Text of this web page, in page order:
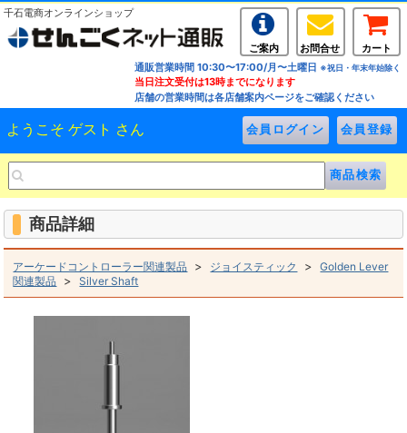
千石電商オンラインショップ
ご案内 お問合せ
カート
通販営業時間 10:30〜17:00/月〜土曜日 ※祝日・年末年始除く
当日注文受付は13時までになります
店舗の営業時間は各店舗案内ページをご確認ください
ようこそ ゲスト さん
商品詳細
アーケードコントローラー関連製品 > ジョイスティック >Golden Lever
関連製品
>Silver Shaft